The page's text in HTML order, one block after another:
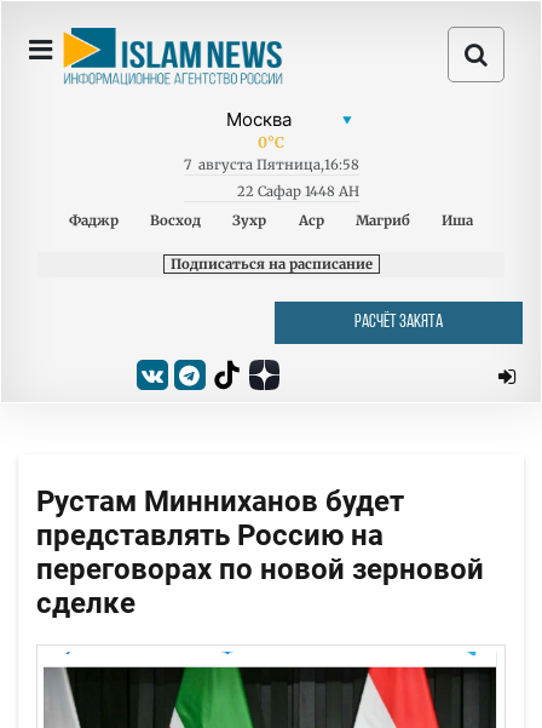
0°C
7 августа Пятница,16:58
22 Сафар 1448 AH
Фаджр
Восход Зухр Аср Магриб Иша
Подписаться на расписание
РАСЧЁТ ЗАКЯТА
Рустам Минниханов будет
представлять Россию на
переговорах по новой зерновой
сделке